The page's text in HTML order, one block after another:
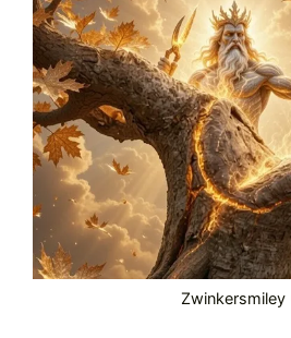
Zwinkersmiley